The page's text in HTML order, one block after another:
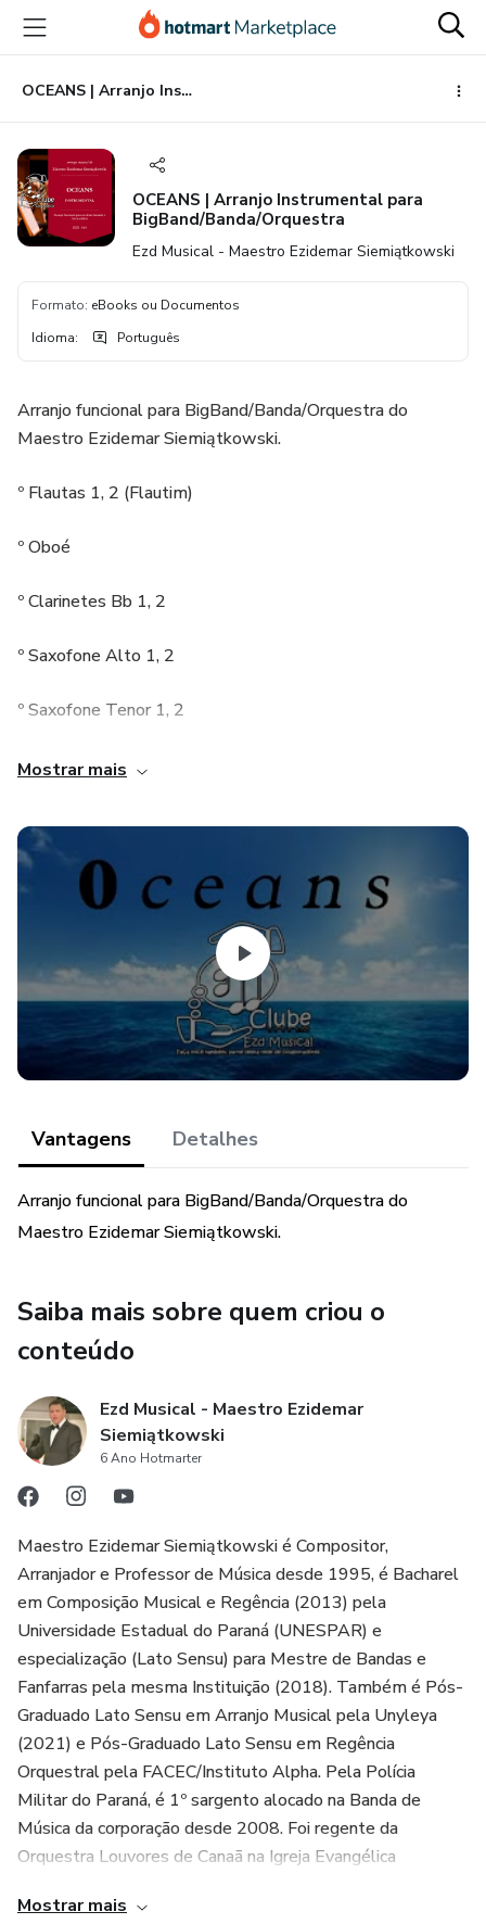
para
conteúdo
principal
para
pagamento
para
rodapé
OCEANS | Arranjo Instrumental para BigBand/Banda/Orquestra
OCEANS | Arranjo Instrumental para
BigBand/Banda/Orquestra
Ezd Musical - Maestro Ezidemar Siemiątkowski
Formato: eBooks ou Documentos
Idioma: Português
Arranjo funcional para BigBand/Banda/Orquestra do
Maestro Ezidemar Siemiątkowski.
º Flautas 1, 2 (Flautim)
º Oboé
º Clarinetes Bb 1, 2
º Saxofone Alto 1, 2
º Saxofone Tenor 1, 2
º Saxofone Baritono
º Trompete Bb 1, 2
º Tuba
º Bateria
º Piano
º Violino 1, 2
º Violoncello
º Contrabaixo
Adaptações, adição ou subtração de instrumentos a
combinar (+ taxas) Tel +55 41 98732-5383
Mostrar mais
Vantagens Detalhes
Arranjo funcional para BigBand/Banda/Orquestra do
Maestro Ezidemar Siemiątkowski.
Saiba mais sobre quem criou o
conteúdo
Ezd Musical - Maestro Ezidemar
Siemiątkowski
6 Ano Hotmarter
Maestro Ezidemar Siemiątkowski é Compositor,
Arranjador e Professor de Música desde 1995, é Bacharel
em Composição Musical e Regência (2013) pela
Universidade Estadual do Paraná (UNESPAR) e
especialização (Lato Sensu) para Mestre de Bandas e
Fanfarras pela mesma Instituição (2018). Também é Pós-
Graduado Lato Sensu em Arranjo Musical pela Unyleya
(2021) e Pós-Graduado Lato Sensu em Regência
Orquestral pela FACEC/Instituto Alpha. Pela Polícia
Militar do Paraná, é 1º sargento alocado na Banda de
Música da corporação desde 2008. Foi regente da
Orquestra Louvores de Canaã na Igreja Evangélica
Mostrar mais